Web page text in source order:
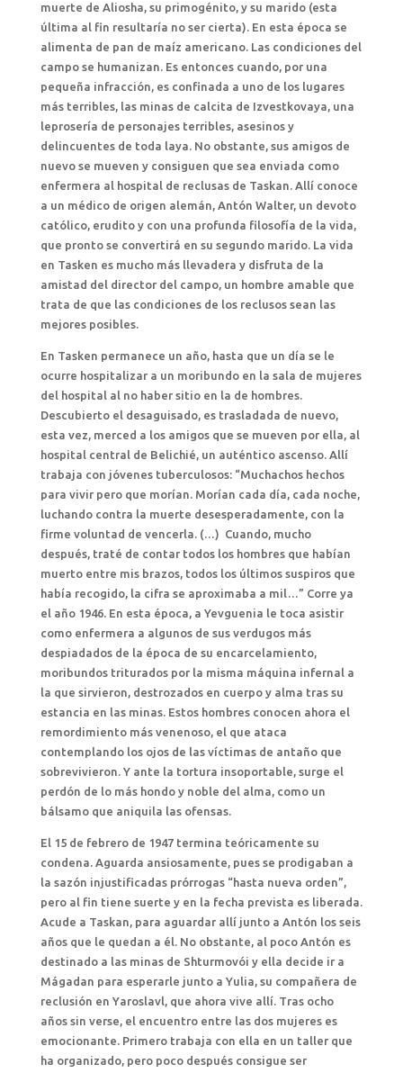
muerte de Aliosha, su primogénito, y su marido (esta
última al fin resultaría no ser cierta). En esta época se
alimenta de pan de maíz americano. Las condiciones del
campo se humanizan. Es entonces cuando, por una
pequeña infracción, es confinada a uno de los lugares
más terribles, las minas de calcita de Izvestkovaya, una
leprosería de personajes terribles, asesinos y
delincuentes de toda laya. No obstante, sus amigos de
nuevo se mueven y consiguen que sea enviada como
enfermera al hospital de reclusas de Taskan. Allí conoce
a un médico de origen alemán, Antón Walter, un devoto
católico, erudito y con una profunda filosofía de la vida,
que pronto se convertirá en su segundo marido. La vida
en Tasken es mucho más llevadera y disfruta de la
amistad del director del campo, un hombre amable que
trata de que las condiciones de los reclusos sean las
mejores posibles.
En Tasken permanece un año, hasta que un día se le
ocurre hospitalizar a un moribundo en la sala de mujeres
del hospital al no haber sitio en la de hombres.
Descubierto el desaguisado, es trasladada de nuevo,
esta vez, merced a los amigos que se mueven por ella, al
hospital central de Belichié, un auténtico ascenso. Allí
trabaja con jóvenes tuberculosos: “Muchachos hechos
para vivir pero que morían. Morían cada día, cada noche,
luchando contra la muerte desesperadamente, con la
firme voluntad de vencerla. (…) Cuando, mucho
después, traté de contar todos los hombres que habían
muerto entre mis brazos, todos los últimos suspiros que
había recogido, la cifra se aproximaba a mil…” Corre ya
el año 1946. En esta época, a Yevguenia le toca asistir
como enfermera a algunos de sus verdugos más
despiadados de la época de su encarcelamiento,
moribundos triturados por la misma máquina infernal a
la que sirvieron, destrozados en cuerpo y alma tras su
estancia en las minas. Estos hombres conocen ahora el
remordimiento más venenoso, el que ataca
contemplando los ojos de las víctimas de antaño que
sobrevivieron. Y ante la tortura insoportable, surge el
perdón de lo más hondo y noble del alma, como un
bálsamo que aniquila las ofensas.
El 15 de febrero de 1947 termina teóricamente su
condena. Aguarda ansiosamente, pues se prodigaban a
la sazón injustificadas prórrogas “hasta nueva orden”,
pero al fin tiene suerte y en la fecha prevista es liberada.
Acude a Taskan, para aguardar allí junto a Antón los seis
años que le quedan a él. No obstante, al poco Antón es
destinado a las minas de Shturmovói y ella decide ir a
Mágadan para esperarle junto a Yulia, su compañera de
reclusión en Yaroslavl, que ahora vive allí. Tras ocho
años sin verse, el encuentro entre las dos mujeres es
emocionante. Primero trabaja con ella en un taller que
ha organizado, pero poco después consigue ser